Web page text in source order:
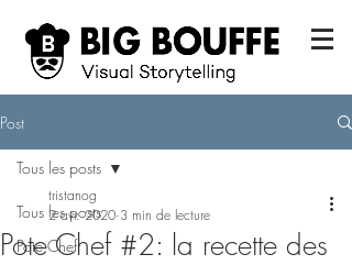
Post
Tous les posts
Pote Chef
Tous les posts
Pote Chef #2: la recette des
tristanog
2 avr. 2020 3 min de lecture